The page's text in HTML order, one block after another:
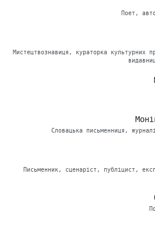
Поет,
Мистецтвознавиця, кураторка культурних
Словацька письменниця,
Письменник, сценаріст, публіцист,